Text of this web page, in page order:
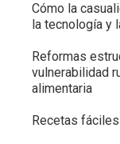
Cómo la
la tecnología y
Reformas
vulnerabilidad
alimentaria
Recetas